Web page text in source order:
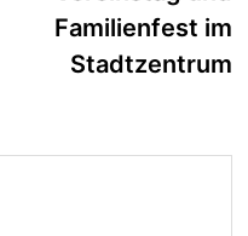
Familienfest im
Stadtzentrum